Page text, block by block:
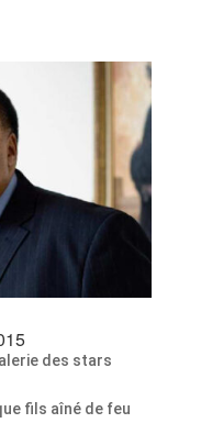
des stars
fils aîné de feu